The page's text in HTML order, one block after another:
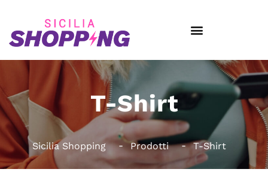
T-Shirt
Sicilia Shopping Prodotti T-Shirt